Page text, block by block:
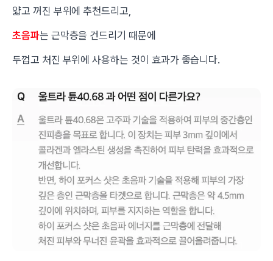
얇고 꺼진 부위에 추천드리고,
초음파는 근막층을 건드리기 때문에
두껍고 처진 부위에 사용하는 것이 효과가 좋습니다.